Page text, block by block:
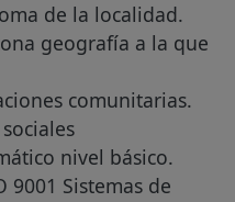
de la localidad.
geografía a la que
comunitarias.
nivel básico.
9001 Sistemas de